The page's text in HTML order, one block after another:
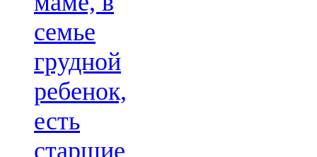
семье
грудной
ребенок,
есть
старшие